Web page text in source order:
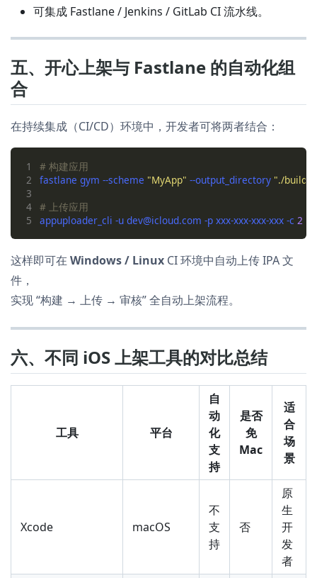
可集成 Fastlane / Jenkins / GitLab CI 流水线。
五、开心上架与 Fastlane 的自动化组
合
在持续集成（CI/CD）环境中，开发者可将两者结合：
1
# 构建应用
2
fastlane gym --scheme "MyApp" --output_directory "./build"
3
4 # 上传应用
5
appuploader_cli -u dev@icloud.com -p xxx-xxx-xxx-xxx -c 2
这样即可在 Windows / Linux CI 环境中自动上传 IPA 文
件，
实现 “构建 → 上传 → 审核” 全自动上架流程。
六、不同 iOS 上架工具的对比总结
工具 平台
自
动
化
支
持
是否
免
Mac
适
合
场
景
Xcode macOS
不
支
持
否
原
生
开
发
者